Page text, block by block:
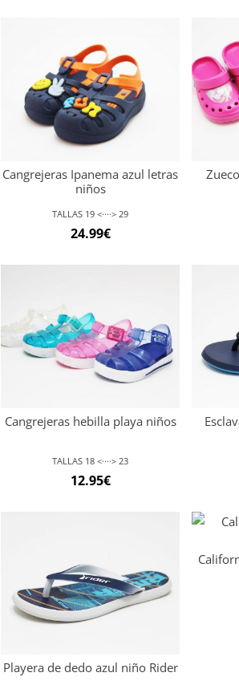
Cangrejeras Ipanema azul letras
niños
TALLAS 19 <····> 29
24.99€
Cangrejeras hebilla playa niños
TALLAS 18 <····> 23
12.95€
Playera de dedo azul niño Rider